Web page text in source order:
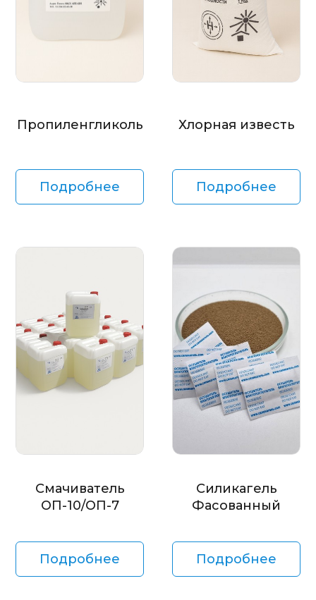
Пропиленгликоль
Подробнее
Хлорная известь
Подробнее
Смачиватель
ОП-10/ОП-7
Подробнее
Силикагель
Фасованный
Подробнее